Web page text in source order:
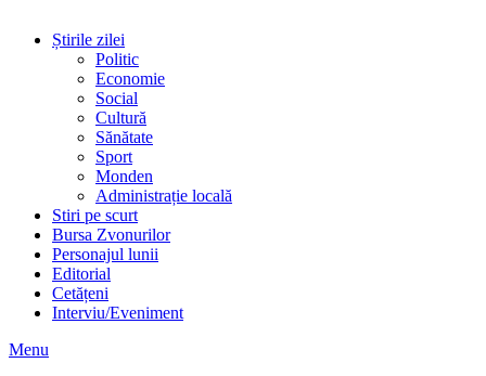
Știrile zilei
Politic
Economie
Social
Cultură
Sănătate
Sport
Monden
Administrație locală
Stiri pe scurt
Bursa Zvonurilor
Personajul lunii
Editorial
Cetățeni
Interviu/Eveniment
Menu